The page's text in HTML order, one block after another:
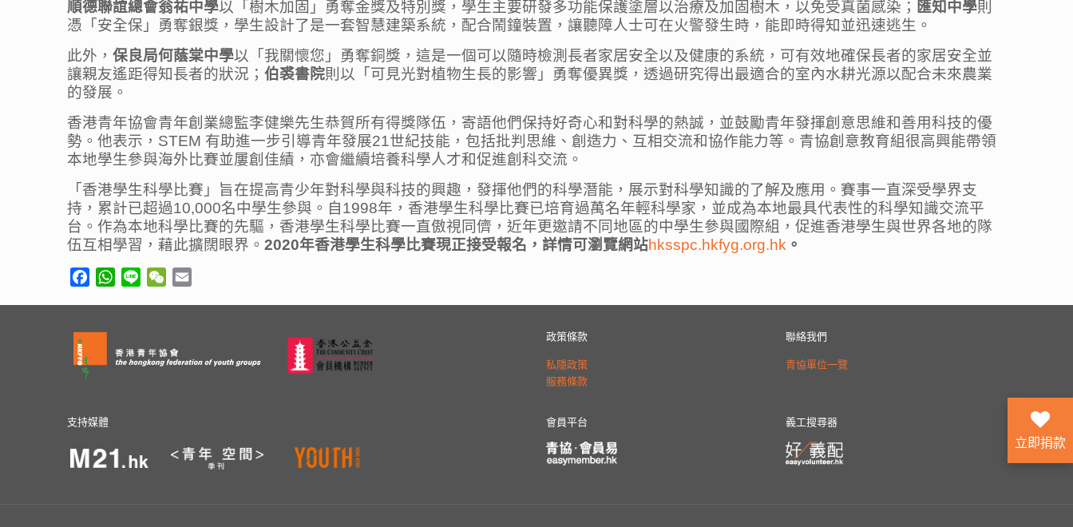
順德聯誼總會翁祐中學以「樹木加固」勇奪金獎及特別獎，學生主要研發多功能保護塗層以治療及加固樹木，以免受真菌感染； 匯知中學則
憑「安全保」勇奪銀獎，學生設計了是一套智慧建築系統，配合鬧鐘裝置，讓聽障人士可在火警發生時，能即時得知並迅速逃生。
此外， 保良局何蔭棠中學以「我關懷您」勇奪銅獎，這是一個可以隨時檢測長者家居安全以及健康的系統，可有效地確保長者的家居安全並
讓親友遙距得知長者的狀況； 伯裘書院則以「可見光對植物生長的影響」勇奪優異獎，透過研究得出最適合的室內水耕光源以配合未來農業
的發展。
香港青年協會青年創業總監李健樂先生恭賀所有得獎隊伍，寄語他們保持好奇心和對科學的熱誠，並鼓勵青年發揮創意思維和善用科技的優
勢。他表示，STEM 有助進一步引導青年發展21世紀技能，包括批判思維、創造力、互相交流和協作能力等。青協創意教育組很高興能帶領
本地學生參與海外比賽並屢創佳績，亦會繼續培養科學人才和促進創科交流。
「香港學生科學比賽」旨在提高青少年對科學與科技的興趣，發揮他們的科學潛能，展示對科學知識的了解及應用。賽事一直深受學界支
持，累計已超過10,000名中學生參與。自1998年，香港學生科學比賽已培育過萬名年輕科學家，並成為本地最具代表性的科學知識交流平
台。作為本地科學比賽的先驅，香港學生科學比賽一直傲視同儕，近年更邀請不同地區的中學生參與國際組，促進香港學生與世界各地的隊
伍互相學習，藉此擴闊眼界。 2020年香港學生科學比賽現正接受報名，詳情可瀏覽網站hksspc.hkfyg.org.hk 。
FacebookWhatsApp
Line WeChat
政策條款
私隱政策
服務條款
聯絡我們
青協單位一覽
支持媒體 會員平台 義工搜尋器
立即捐款